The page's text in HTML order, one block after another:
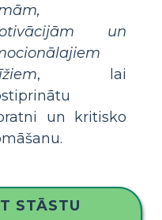
un
, lai
un kritisko
STĀSTU